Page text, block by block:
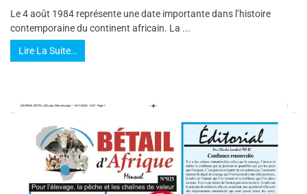
Le 4 août 1984 représente une date importante dans l’histoire
contemporaine du continent africain. La ...
Lire La Suite…